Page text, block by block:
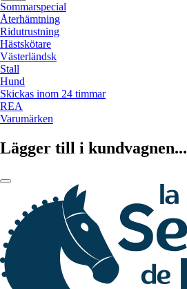
Sommarspecial
Återhämtning
Ridutrustning
Hästskötare
Västerländsk
Stall
Hund
Skickas inom 24 timmar
REA
Varumärken
Lägger till i kundvagnen...